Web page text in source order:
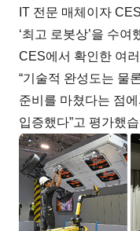
IT 전문 매체이자
‘최고 로봇상’을 수
CES에서 확인한 여
“기술적 완성도는 물
준비를 마쳤다는 점
입증했다”고 평가했